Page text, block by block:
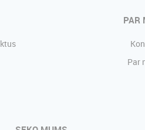
PAR
Par